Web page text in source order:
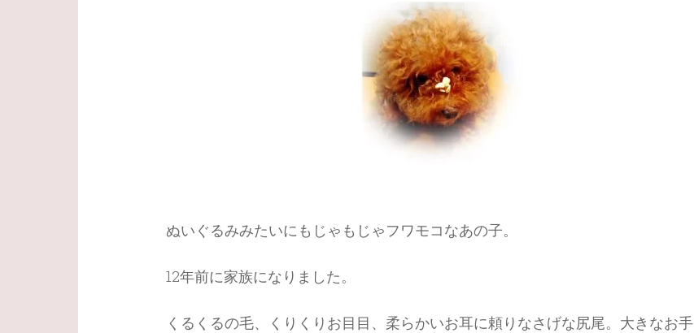
ぬいぐるみみたいにもじゃもじゃフワモコなあの子。
12年前に家族になりました。
くるくるの毛、くりくりお目目、柔らかいお耳に頼りなさげな尻尾。大きなお手